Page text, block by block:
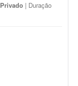
Privado | Duração